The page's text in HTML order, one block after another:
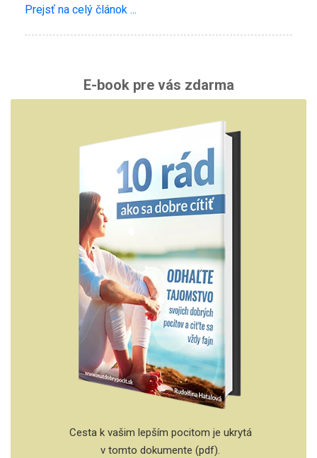
Prejsť na celý článok ...
E-book pre vás zdarma
Cesta k vašim lepším pocitom je ukrytá
v tomto dokumente (pdf).